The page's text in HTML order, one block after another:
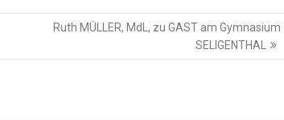
Ruth MÜLLER, MdL, zu GAST am Gymnasium
SELIGENTHAL